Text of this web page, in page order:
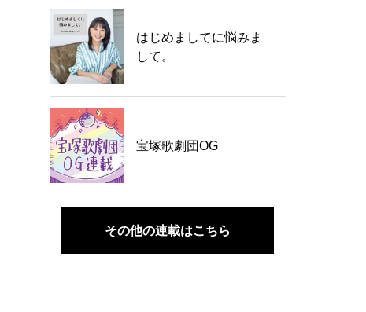
はじめましてに悩みま
して。
宝塚歌劇団OG
その他の連載はこちら